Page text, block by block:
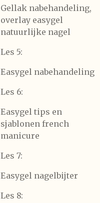
Gellak nabehandeling,
overlay easygel
natuurlijke nagel
Les 5:
Easygel nabehandeling
Les 6:
Easygel tips en
sjablonen french
manicure
Les 7:
Easygel nagelbijter
Les 8: